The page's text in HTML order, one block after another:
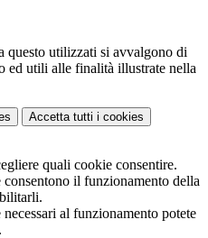
questo utilizzati si avvalgono di
ed utili alle finalità illustrate nella
Accetta tutti i cookies
quali cookie consentire.
il funzionamento della
al funzionamento potete
.